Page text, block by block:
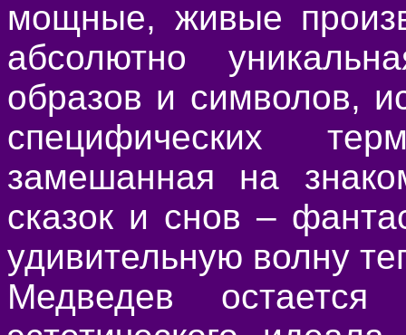
мощные, живые
абсолютно
образов и символов,
специфических
замешанная на
сказок и снов –
удивительную волну
Медведев остается